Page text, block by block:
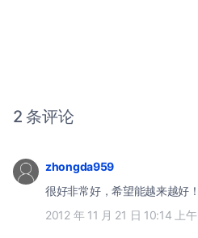
2 条评论
zhongda959
很好非常好，希望能越来越好！
2012 年 11 月 21 日 10:14 上午